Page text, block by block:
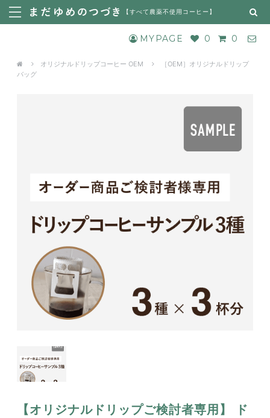
【すべて農薬不使用コーヒー 】
MYPAGE 0 0
オリジナルドリップコーヒー OEM
［OEM］オリジナルドリップ
バッグ
【オリジナルドリップご検討者専用】 ド